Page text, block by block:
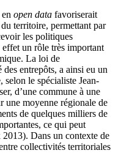
open data favoriserait
territoire, permettant par
les politiques
effet un rôle très important
La loi de
entrepôts, a ainsi eu un
selon le spécialiste Jean-
d’une commune à une
une moyenne régionale de
de quelques milliers de
ce qui peut
Dans un contexte de
collectivités territoriales